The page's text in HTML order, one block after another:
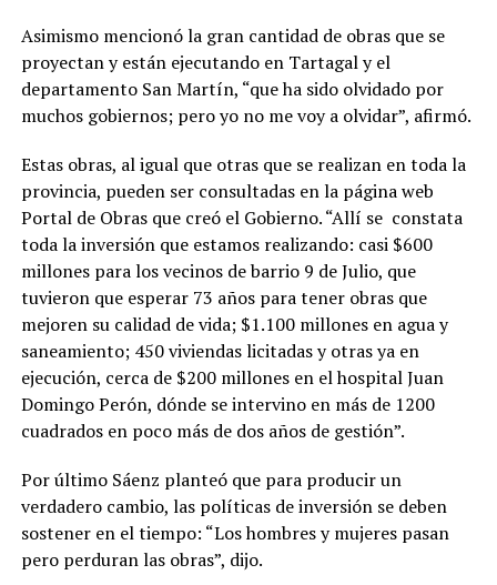
Asimismo mencionó la gran cantidad de obras que se
proyectan y están ejecutando en Tartagal y el
departamento San Martín, “que ha sido olvidado por
muchos gobiernos; pero yo no me voy a olvidar”, afirmó.
Estas obras, al igual que otras que se realizan en toda la
provincia, pueden ser consultadas en la página web
Portal de Obras que creó el Gobierno. “Allí se constata
toda la inversión que estamos realizando: casi $600
millones para los vecinos de barrio 9 de Julio, que
tuvieron que esperar 73 años para tener obras que
mejoren su calidad de vida; $1.100 millones en agua y
saneamiento; 450 viviendas licitadas y otras ya en
ejecución, cerca de $200 millones en el hospital Juan
Domingo Perón, dónde se intervino en más de 1200
cuadrados en poco más de dos años de gestión”.
Por último Sáenz planteó que para producir un
verdadero cambio, las políticas de inversión se deben
sostener en el tiempo: “Los hombres y mujeres pasan
pero perduran las obras”, dijo.